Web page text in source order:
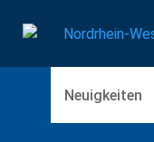
Neuigkeiten